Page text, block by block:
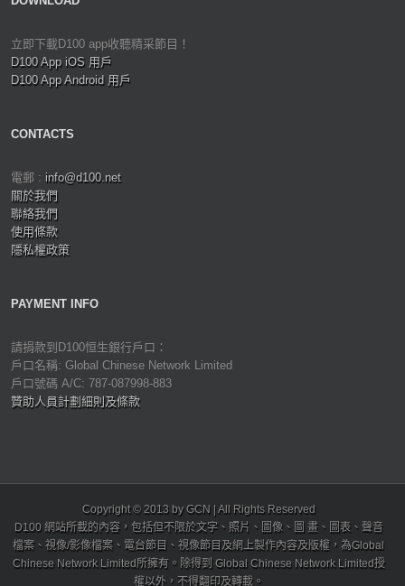
立即下載D100 app收聽精采節目！
D100 App iOS 用戶
D100 App Android 用戶
CONTACTS
電郵 : info@d100.net
關於我們
聯絡我們
使用條款
隱私權政策
PAYMENT INFO
請捐款到D100恒生銀行戶口：
戶口名稱: Global Chinese Network Limited
戶口號碼 A/C: 787-087998-883
贊助人員計劃細則及條款
Copyright © 2013 by GCN | All Rights Reserved
D100 網站所載的內容，包括但不限於文字、照片、圖像、圖 畫、圖表、聲音
檔案、視像/影像檔案、電台節目、視像節目及網上製作內容及版權，為Global
Chinese Network Limited所擁有。除得到 Global Chinese Network Limited授
權以外，不得翻印及轉載。